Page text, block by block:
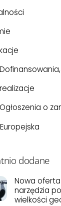
o
dodane
Nowa
narzędzia
wielkości